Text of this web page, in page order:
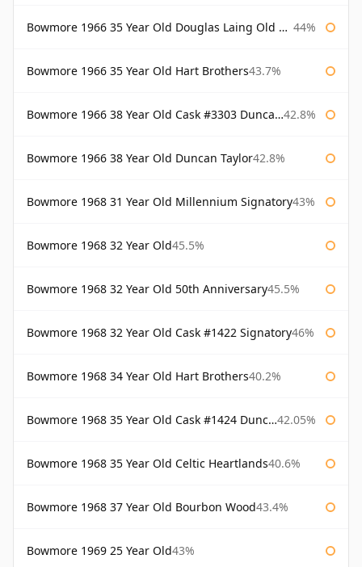
Bowmore 1966 35 Year Old Douglas Laing Old Malt Cask 44%
Bowmore 1966 35 Year Old Hart Brothers43.7%
Bowmore 1966 38 Year Old Cask #3303 Duncan Taylor 42.8%
Bowmore 1966 38 Year Old Duncan Taylor42.8%
Bowmore 1968 31 Year Old Millennium Signatory43%
Bowmore 1968 32 Year Old45.5%
Bowmore 1968 32 Year Old 50th Anniversary45.5%
Bowmore 1968 32 Year Old Cask #1422 Signatory46%
Bowmore 1968 34 Year Old Hart Brothers40.2%
Bowmore 1968 35 Year Old Cask #1424 Duncan Taylor 42.05%
Bowmore 1968 35 Year Old Celtic Heartlands40.6%
Bowmore 1968 37 Year Old Bourbon Wood43.4%
Bowmore 1969 25 Year Old43%